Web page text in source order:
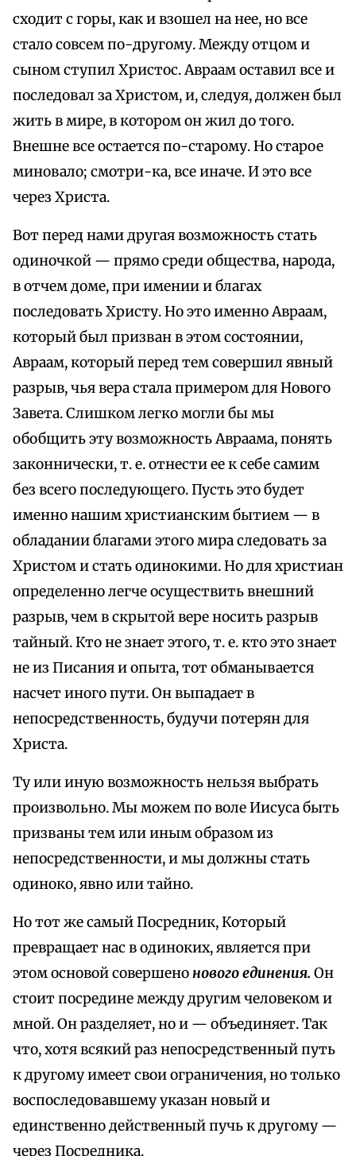
сходит с горы, как и взошел на нее, но все
стало совсем по-другому. Между отцом и
сыном ступил Христос. Авраам оставил все и
последовал за Христом, и, следуя, должен был
жить в мире, в котором он жил до того.
Внешне все остается по-старому. Но старое
миновало; смотри-ка, все иначе. И это все
через Христа.
Вот перед нами другая возможность стать
одиночкой — прямо среди общества, народа,
в отчем доме, при имении и благах
последовать Христу. Но это именно Авраам,
который был призван в этом состоянии,
Авраам, который перед тем совершил явный
разрыв, чья вера стала примером для Нового
Завета. Слишком легко могли бы мы
обобщить эту возможность Авраама, понять
законнически, т. е. отнести ее к себе самим
без всего последующего. Пусть это будет
именно нашим христианским бытием — в
обладании благами этого мира следовать за
Христом и стать одинокими. Но для христиан
определенно легче осуществить внешний
разрыв, чем в скрытой вере носить разрыв
тайный. Кто не знает этого, т. е. кто это знает
не из Писания и опыта, тот обманывается
насчет иного пути. Он выпадает в
непосредственность, будучи потерян для
Христа.
Ту или иную возможность нельзя выбрать
произвольно. Мы можем по воле Иисуса быть
призваны тем или иным образом из
непосредственности, и мы должны стать
одиноко, явно или тайно.
Но тот же самый Посредник, Который
превращает нас в одиноких, является при
этом основой совершенонового единения. Он
стоит посредине между другим человеком и
мной. Он разделяет, но и — объединяет. Так
что, хотя всякий раз непосредственный путь
к другому имеет свои ограничения, но только
воспоследовавшему указан новый и
единственно действенный пучь к другому —
через Посредника.